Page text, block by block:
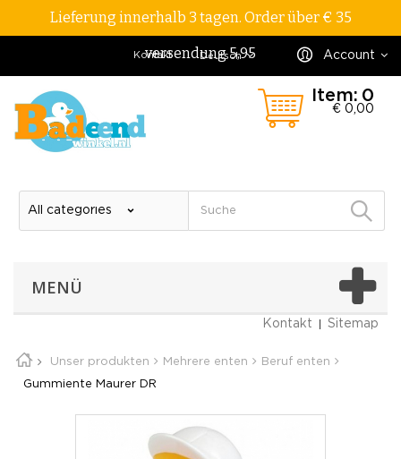
Lieferung innerhalb 3 tagen. Order über € 35
versendung 5,95 Account
Deutsch
Kontakt
Item: 0
€ 0,00
MENÜ
Kontakt Sitemap
Unser produkten Mehrere enten Beruf enten
Gummiente Maurer DR